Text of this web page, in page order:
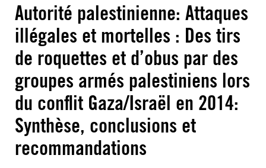
Autorité palestinienne: Attaques
illégales et mortelles : Des tirs
de roquettes et d’obus par des
groupes armés palestiniens lors
du conflit Gaza/Israël en 2014:
Synthèse, conclusions et
recommandations